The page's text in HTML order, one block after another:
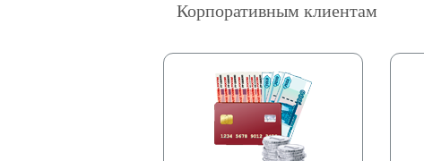
Корпоративным клиентам